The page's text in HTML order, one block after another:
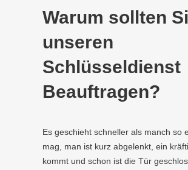
Warum sollten
unseren
Schlüsseldienst
Beauftragen?
Es geschieht schneller als manch so
mag, man ist kurz abgelenkt, ein
kommt und schon ist die Tür